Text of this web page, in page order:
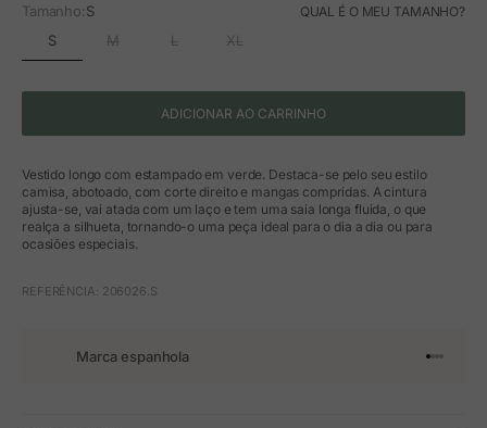
Tamanho:S QUAL É O MEU TAMANHO?
S M L XL
ADICIONAR AO CARRINHO
Vestido longo com estampado em verde. Destaca-se pelo seu estilo
camisa, abotoado, com corte direito e mangas compridas. A cintura
ajusta-se, vai atada com um laço e tem uma saia longa fluida, o que
realça a silhueta, tornando-o uma peça ideal para o dia a dia ou para
ocasiões especiais.
REFERÊNCIA: 206026.S
Marca espanhola Ir para o
Ir para
Ir para
Ir para